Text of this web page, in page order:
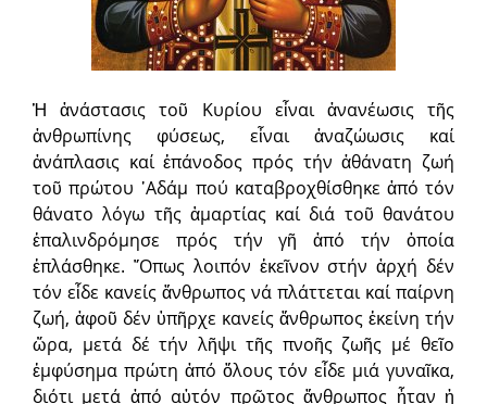
Ἡ ἀνάστασις τοῦ Κυρίου εἶναι ἀνανέωσις τῆς
ἀνθρωπίνης φύσεως, εἶναι ἀναζώωσις καί
ἀνάπλασις καί ἐπάνοδος πρός τήν ἀθάνατη ζωή
τοῦ πρώτου ᾿Αδάμ πού καταβροχθίσθηκε ἀπό τόν
θάνατο λόγω τῆς ἁμαρτίας καί διά τοῦ θανάτου
ἐπαλινδρόμησε πρός τήν γῆ ἀπό τήν ὁποία
ἐπλάσθηκε. ῞Οπως λοιπόν ἐκεῖνον στήν ἀρχή δέν
τόν εἶδε κανείς ἄνθρωπος νά πλάττεται καί παίρνη
ζωή, ἀφοῦ δέν ὑπῆρχε κανείς ἄνθρωπος ἐκείνη τήν
ὥρα, μετά δέ τήν λῆψι τῆς πνοῆς ζωῆς μέ θεῖο
ἐμφύσημα πρώτη ἀπό ὅλους τόν εἶδε μιά γυναῖκα,
διότι μετά ἀπό αὐτόν πρῶτος ἄνθρωπος ἦταν ἡ